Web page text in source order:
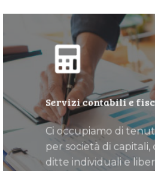
Servizi contabili e
Ci occupiamo di
per società di capitali,
ditte individuali e